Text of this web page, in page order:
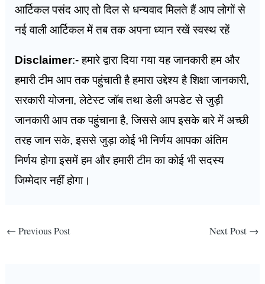
आर्टिकल पसंद आए तो दिल से धन्यवाद मिलते हैं आप लोगों से
नई वाली आर्टिकल में तब तक अपना ध्यान रखें स्वस्थ रहें
Disclaimer:- हमारे द्वारा दिया गया यह जानकारी हम और
हमारी टीम आप तक पहुंचाती है हमारा उद्देश्य है शिक्षा जानकारी,
सरकारी योजना, लेटेस्ट जॉब तथा डेली अपडेट से जुड़ी
जानकारी आप तक पहुंचाना है, जिससे आप इसके बारे में अच्छी
तरह जान सके, इससे जुड़ा कोई भी निर्णय आपका अंतिम
निर्णय होगा इसमें हम और हमारी टीम का कोई भी सदस्य
जिम्मेदार नहीं होगा।
← Previous Post Next Post →